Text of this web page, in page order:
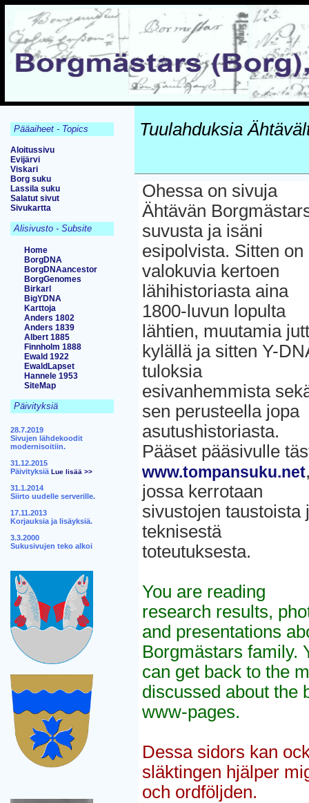
Pääaiheet - Topics
Aloitussivu
Evijärvi
Viskari
Borg suku
Lassila suku
Salatut sivut
Sivukartta
Alisivusto - Subsite
Home
BorgDNA
BorgDNAancestor
BorgGenomes
Birkarl
BigYDNA
Karttoja
Anders 1802
Anders 1839
Albert 1885
Finnholm 1888
Ewald 1922
EwaldLapset
Hannele 1953
SiteMap
Päivityksiä
28.7.2019
Sivujen lähdekoodit
modernisoitiin.
31.12.2015
Päivityksiä Lue lisää >>
31.1.2014
Siirto uudelle serverille.
17.11.2013
Korjauksia ja lisäyksiä.
3.3.2000
Sukusivujen teko alkoi
Tuulahduksia
Ohessa on sivuja
Ähtävän
suvusta ja isäni
esipolvista. Sitten on
valokuvia kertoen
lähihistoriasta aina
1800-luvun lopulta
lähtien, muutamia
kylällä ja sitten Y-
tuloksia
esivanhemmista
sen perusteella jopa
asutushistoriasta.
Pääset pääsivulle
www.tompansuku.net
jossa kerrotaan
sivustojen taustoista
teknisestä
toteutuksesta.
You are reading
research results,
and presentations
Borgmästars family.
can get back to the
discussed about the
www-pages.
Dessa sidors kan
släktingen hjälper
och ordföljden.